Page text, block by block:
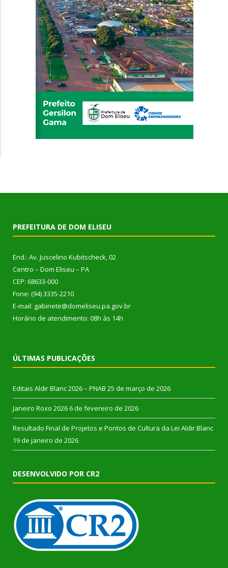
PREFEITURA DE DOM ELISEU
End.: Av. Juscelino Kubitscheck, 02
Centro – Dom Eliseu – PA
CEP: 68633-000
Fone: (94) 3335-2210
E-mail: gabinete@domeliseu.pa.gov.br
Horário de atendimento: 08h às 14h
ÚLTIMAS PUBLICAÇÕES
Editais Aldir Blanc 2026 – PNAB 25 de março de 2026
Janeiro Roxo 2026 6 de fevereiro de 2026
Resultado Final de Projetos e Pontos de Cultura da Lei Aldir Blanc
19 de janeiro de 2026
DESENVOLVIDO POR CR2